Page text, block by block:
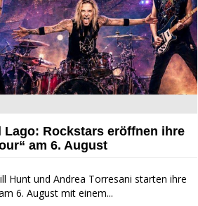
Hunt und Andrea Torresani im Summer
Lago: Rockstars eröffnen ihre
am 6. August
Hunt und Andrea Torresani starten ihre
6. August mit einem...